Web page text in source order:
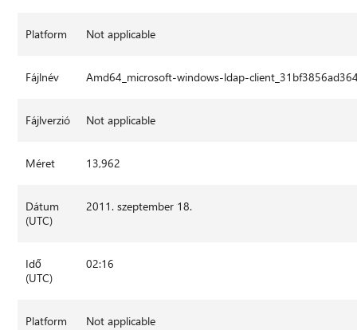
Platform Not applicable
Fájlnév Amd64_microsoft-windows-ldap-
Fájlverzió Not applicable
Méret 13,962
Dátum
(UTC)
2011. szeptember 18.
Idő
(UTC)
02:16
Platform Not applicable